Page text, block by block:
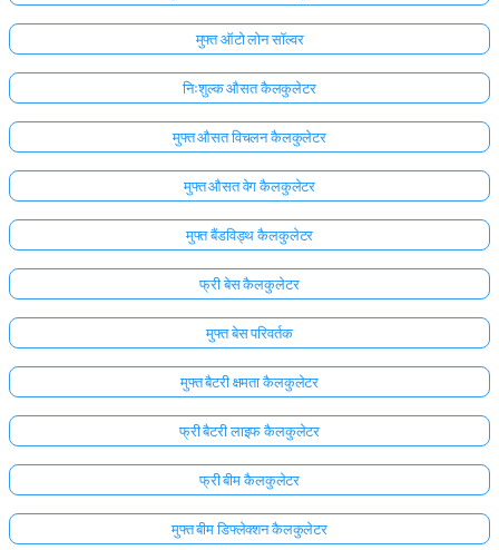
मुफ्त ऑटो लोन सॉल्वर
निःशुल्क औसत कैलकुलेटर
मुफ्त औसत विचलन कैलकुलेटर
मुफ्त औसत वेग कैलकुलेटर
मुफ्त बैंडविड्थ कैलकुलेटर
फ्री बेस कैलकुलेटर
मुफ्त बेस परिवर्तक
मुफ्त बैटरी क्षमता कैलकुलेटर
फ्री बैटरी लाइफ कैलकुलेटर
फ्री बीम कैलकुलेटर
मुफ्त बीम डिफ्लेक्शन कैलकुलेटर